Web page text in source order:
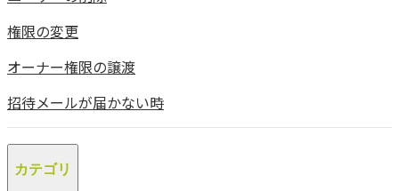
権限の変更
オーナー権限の譲渡
招待メールが届かない時
カテゴリ